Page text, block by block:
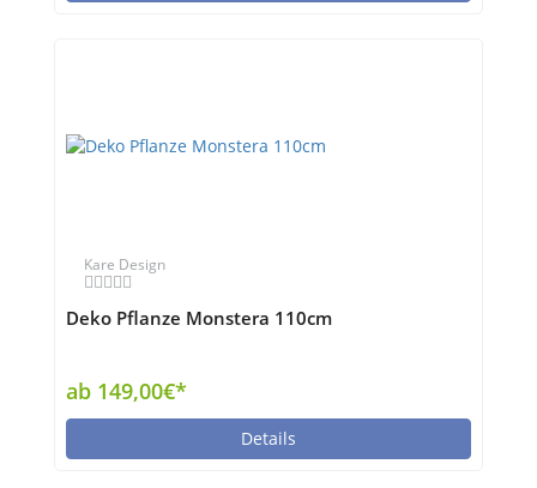
Kare Design
Deko Pflanze Monstera 110cm
ab 149,00€*
Details